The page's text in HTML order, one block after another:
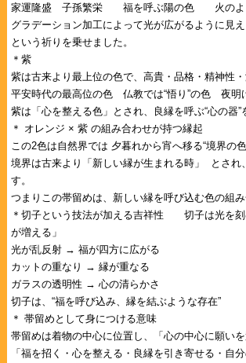
家運隆盛 子孫繁栄 福を呼ぶ陽の色 火のよ
グラデーション加工によって光が広がるように見
という祈りを乗せました。
＊紫
紫は古来より最上位の色で、高貴・品格・精神性・
平安時代の最高位の色 仏教では“悟り”の色 夜明
紫は「心を整える色」とされ、良縁を呼ぶ“心の器”
＊ オレンジ × 紫 の組み合わせが持つ縁起
この2色は自然界では 夕暮れから宵へ移る“境界の色
境界は古来より「新しい縁が生まれる時」 とされ
す。
つまりこの帯留めは、新しい縁を呼び込む色の組
＊切子という技法が加える吉祥性 切子は光を刻
が増える」
光が乱反射 → 福が四方に広がる
カットの重なり → 縁が重なる
ガラスの透明性 → 心の清らかさ
切子は、“福を呼び込み、縁を結ぶような存在”
＊ 帯留めとして身につける意味
帯留めは着物の中心に位置し、「心の中心に願いを
「福を招く・心を整える・良縁を引き寄せる・自